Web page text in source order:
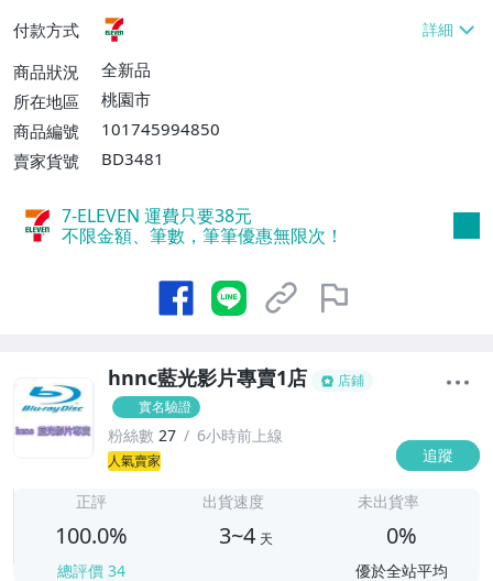
或消費滿$800免運費】
付款方式
商品狀況
全新品
所在地區
桃園市
商品編號
101745994850
賣家貨號
BD3481
7-ELEVEN 運費只要38元
不限金額、筆數，筆筆優惠無限次！
hnnc藍光影片專賣1店
店鋪
實名驗證
粉絲數 27 6小時前上線
人氣賣家 追蹤
正評
100.0%
總評價 34
出貨速度
3~4 天
未出貨率
0%
優於全站平均